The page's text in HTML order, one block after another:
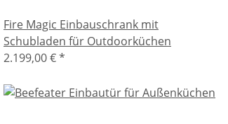
Fire Magic Einbauschrank mit
Schubladen für Outdoorküchen
2.199,00 €*